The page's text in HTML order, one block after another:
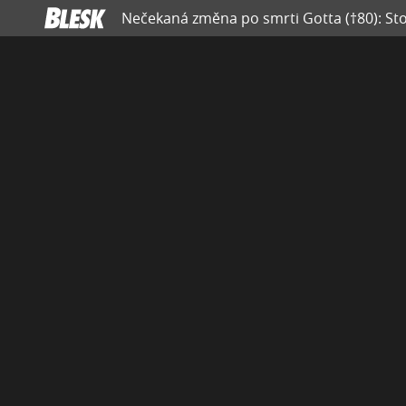
Nečekaná změna po smrti Gotta (†80):